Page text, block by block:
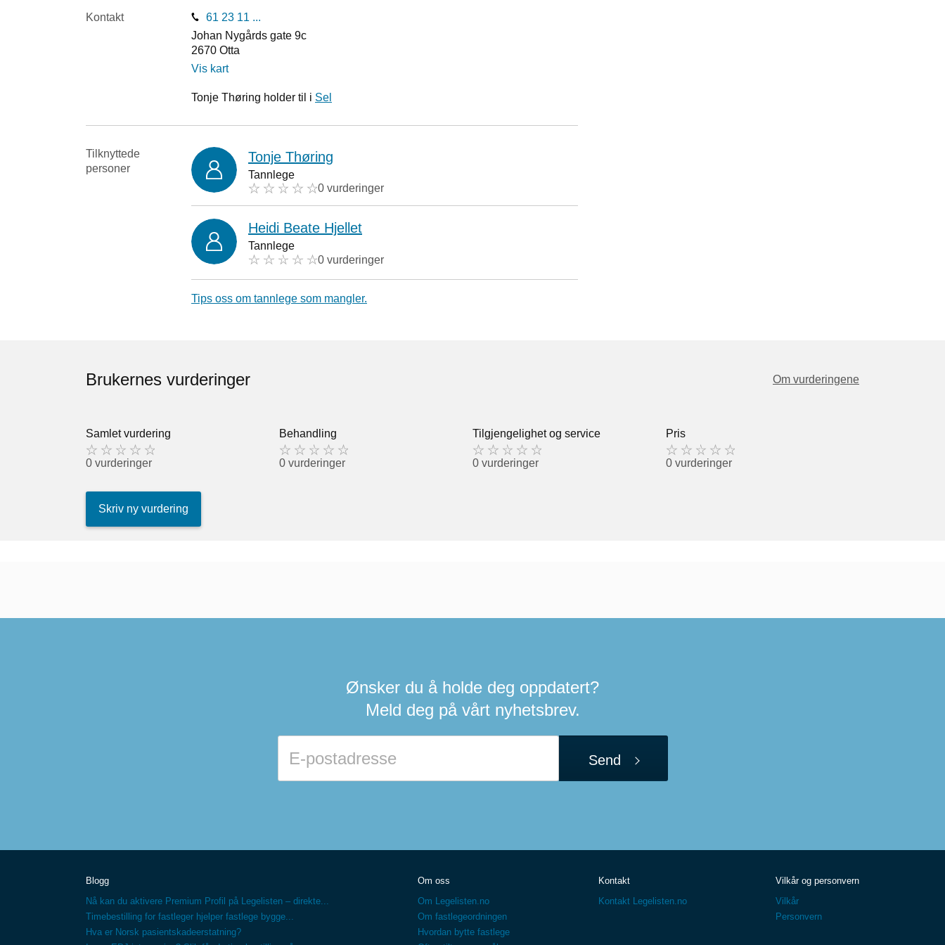
Kontakt
61 23 11 ...
Johan Nygårds gate 9c
2670 Otta
Vis kart
Tonje Thøring holder til i Sel
Tilknyttede
personer
Tonje Thøring
Tannlege
0 vurderinger
Heidi Beate Hjellet
Tannlege
0 vurderinger
Tips oss om tannlege som mangler.
Brukernes vurderinger Om vurderingene
Samlet vurdering
0 vurderinger
Behandling
0 vurderinger
Tilgjengelighet og service
0 vurderinger
Pris
0 vurderinger
Skriv ny vurdering
Ønsker du å holde deg oppdatert?
Meld deg på vårt nyhetsbrev.
feltet
Send
Blogg
Nå kan du aktivere Premium Profil på Legelisten – direkte...
Timebestilling for fastleger hjelper fastlege bygge...
Hva er Norsk pasientskadeerstatning?
Om oss
Om Legelisten.no
Om fastlegeordningen
Hvordan bytte fastlege
Kontakt
Kontakt Legelisten.no
Vilkår og personvern
Vilkår
Personvern